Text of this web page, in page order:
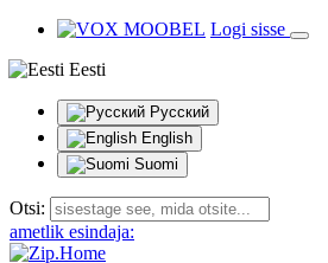
Logi sisse
Eesti
Русский
English
Suomi
Otsi:
ametlik esindaja: